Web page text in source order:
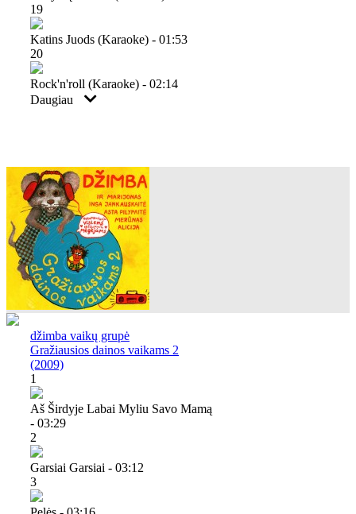
19
Katins Juods (karaoke) - 01:53
20
Rock'n'roll (karaoke) - 02:14
Daugiau
džimba vaikų grupė
Gražiausios dainos vaikams 2
(2009)
1
Aš Širdyje Labai Myliu Savo Mamą
- 03:29
2
Garsiai Garsiai - 03:12
3